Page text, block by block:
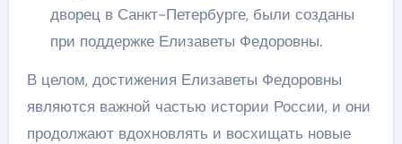
дворец в Санкт-Петербурге, были созданы
при поддержке Елизаветы Федоровны.
В целом, достижения Елизаветы Федоровны
являются важной частью истории России, и они
продолжают вдохновлять и восхищать новые